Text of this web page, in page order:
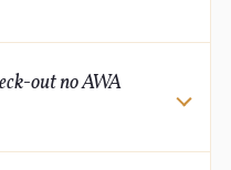
este período, será
out no AWA